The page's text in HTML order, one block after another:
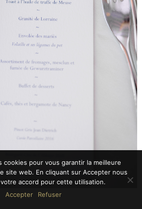
cookies pour vous garantir la meilleure
site web. En cliquant sur Accepter nous
accord pour cette utilisation.
Accepter
Refuser